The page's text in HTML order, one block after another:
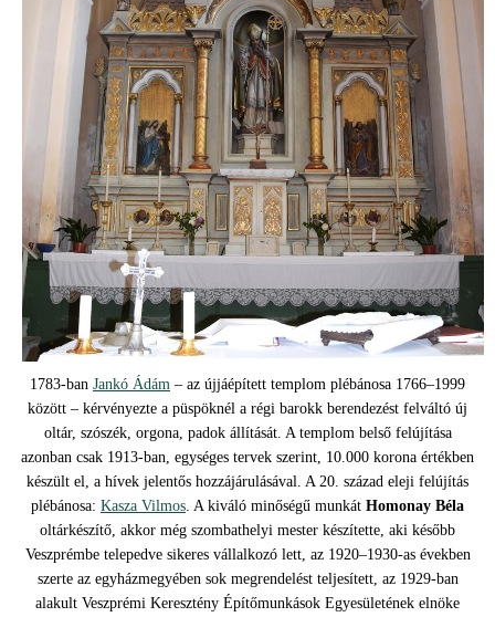
1783-ban Jankó Ádám – az újjáépített templom plébánosa 1766–1999
között – kérvényezte a püspöknél a régi barokk berendezést felváltó új
oltár, szószék, orgona, padok állítását. A templom belső felújítása
azonban csak 1913-ban, egységes tervek szerint, 10.000 korona értékben
készült el, a hívek jelentős hozzájárulásával. A 20. század eleji felújítás
plébánosa: Kasza Vilmos . A kiváló minőségű munkát Homonay Béla
oltárkészítő, akkor még szombathelyi mester készítette, aki később
Veszprémbe telepedve sikeres vállalkozó lett, az 1920–1930-as években
szerte az egyházmegyében sok megrendelést teljesített, az 1929-ban
alakult Veszprémi Keresztény Építőmunkások Egyesületének elnöke